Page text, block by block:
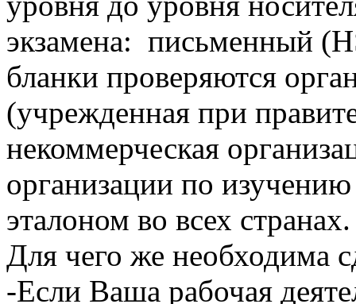
экзамена: письменный
бланки проверяются
(учрежденная при
некоммерческая
организации по
эталоном во всех странах.
Для чего же необходима
-Если Ваша рабочая